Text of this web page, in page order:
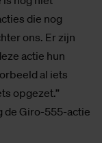
die nog
ons. Er zijn
actie hun
al iets
opgezet.”
de Giro-555-actie